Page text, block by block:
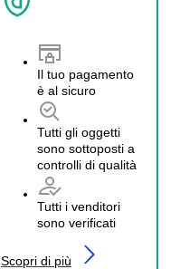
Il tuo pagamento
è al sicuro
Tutti gli oggetti
sono sottoposti a
controlli di qualità
Tutti i venditori
sono verificati
Scopri di più